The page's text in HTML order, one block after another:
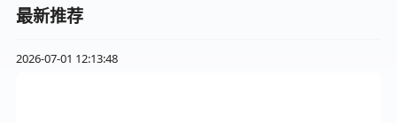
最新推荐
2026-07-01 12:13:48